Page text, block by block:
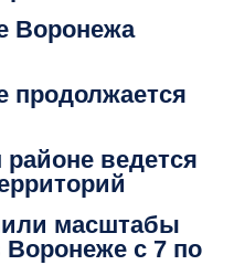
Воронежа
продолжается
ведется
масштабы
с 7 по